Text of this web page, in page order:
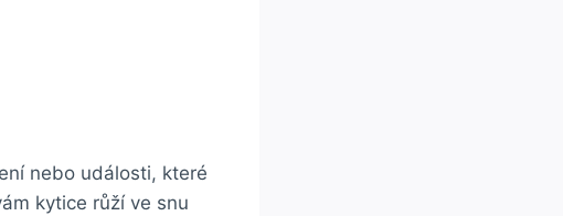
nebo události, které
kytice růží ve snu